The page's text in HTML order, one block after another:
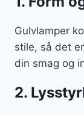
Gulvlamper
stile, så det
din smag og
2.